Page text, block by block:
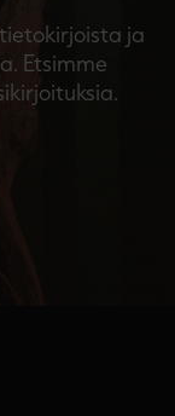
ja
Etsimme